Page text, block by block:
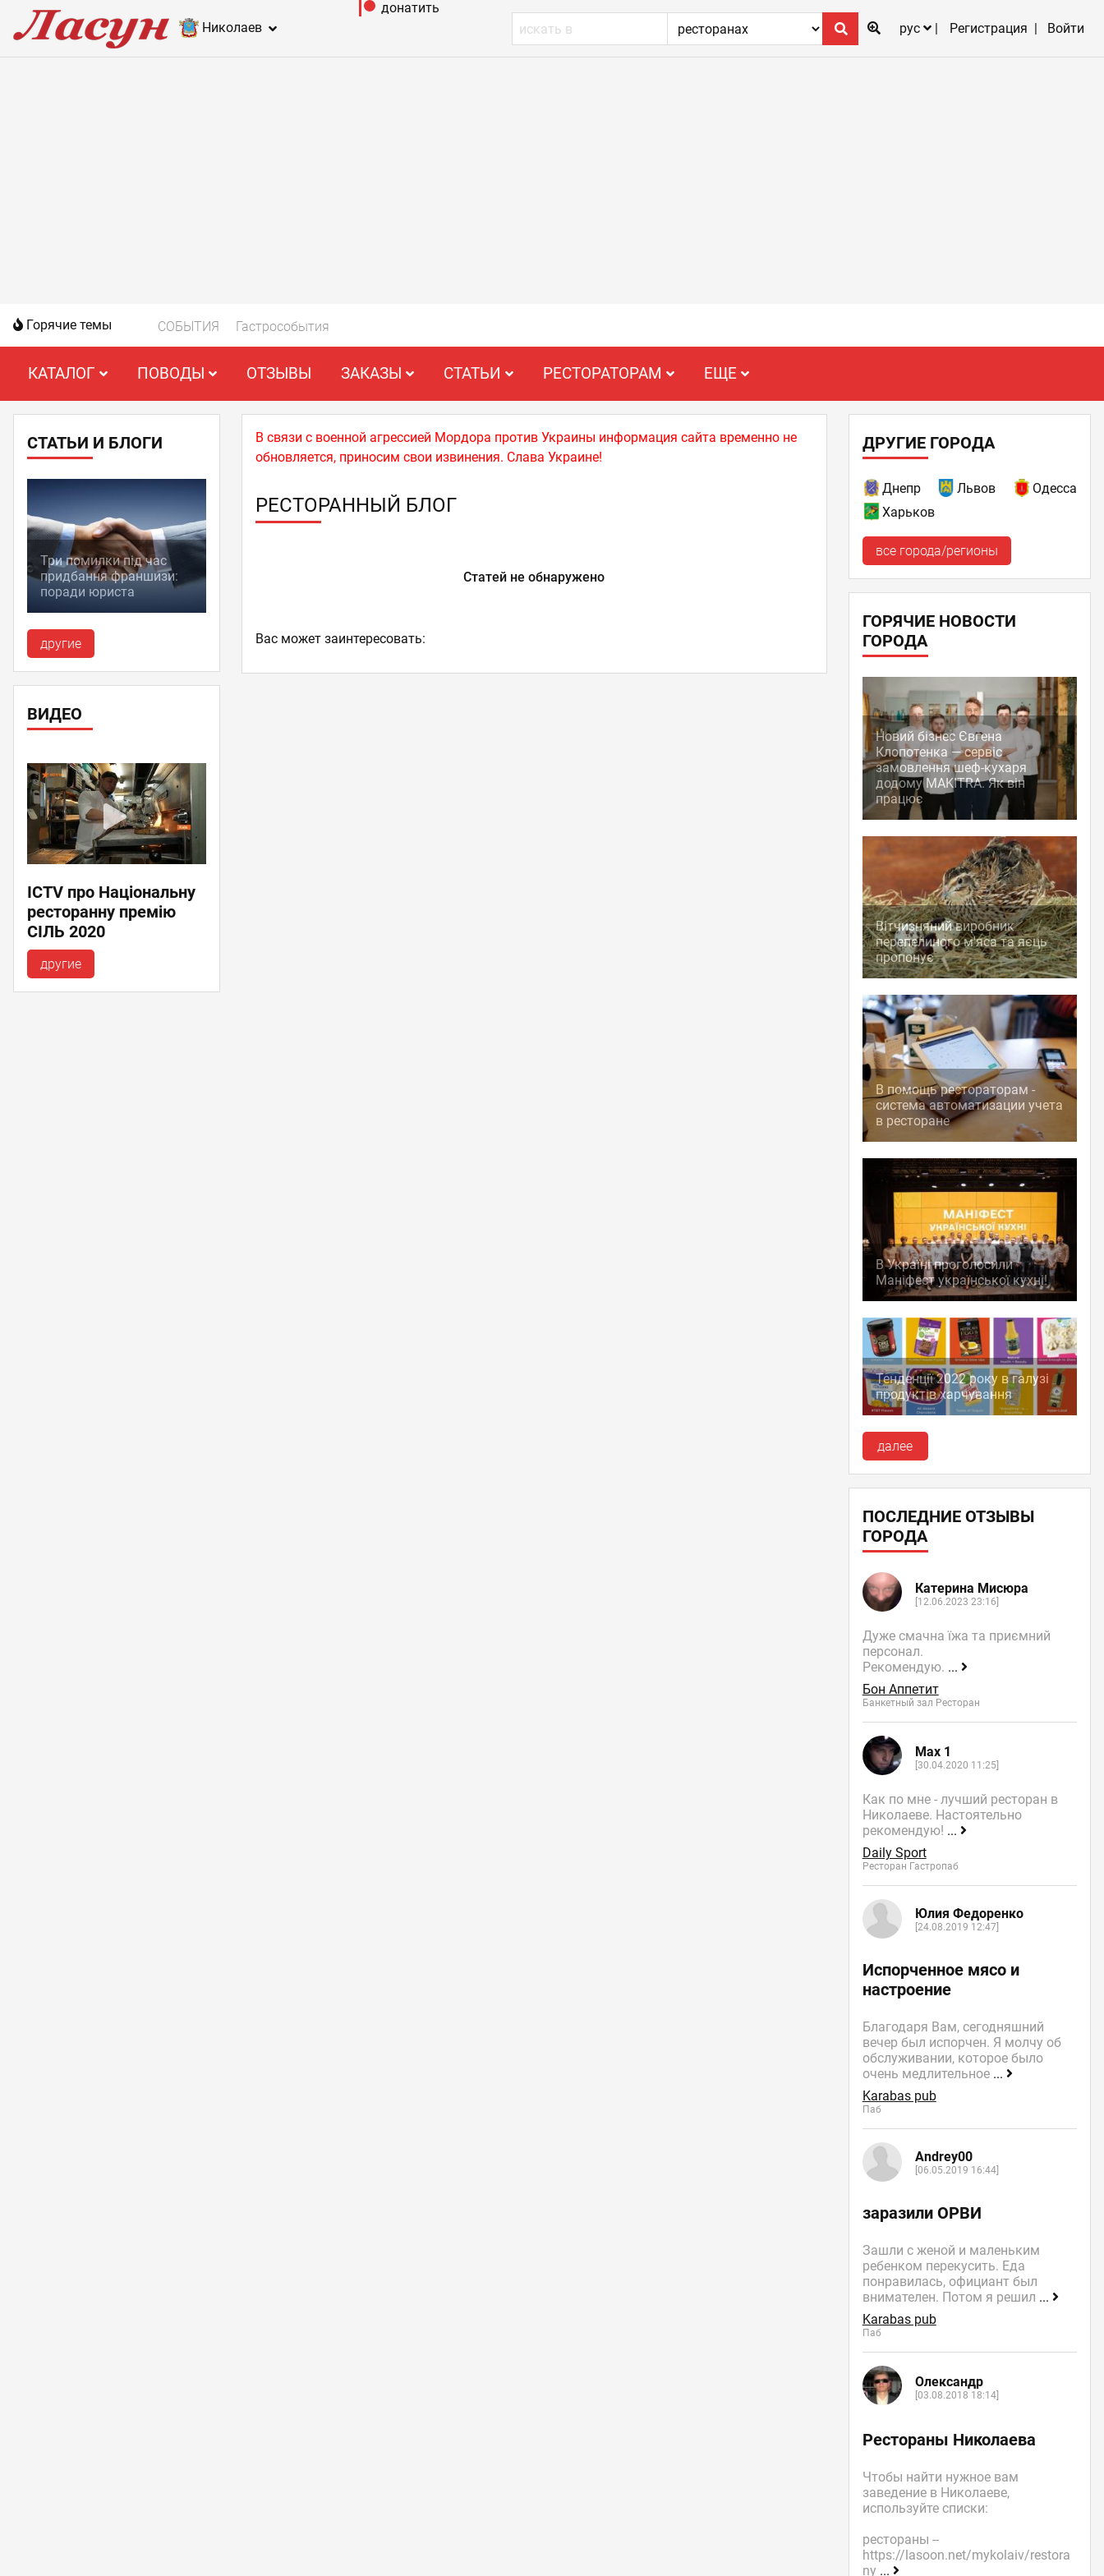
Николаев
донатить
рус
Регистрация Войти
Горячие темы СОБЫТИЯ Гастрособытия
КАТАЛОГ ПОВОДЫ ОТЗЫВЫ ЗАКАЗЫ СТАТЬИ РЕСТОРАТОРАМ ЕЩЕ
СТАТЬИ И БЛОГИ
Три помилки під час
придбання франшизи:
поради юриста
другие
ВИДЕО
ICTV про Національну
ресторанну премію
СІЛЬ 2020
другие
В связи с военной агрессией Мордора против Украины информация сайта временно не
обновляется, приносим свои извинения. Слава Украине!
РЕСТОРАННЫЙ БЛОГ
Статей не обнаружено
Ваc может заинтересовать:
ДРУГИЕ ГОРОДА
Днепр Львов
Одесса
Харьков
все города/регионы
ГОРЯЧИЕ НОВОСТИ
ГОРОДА
Новий бізнес Євгена
Клопотенка — сервіс
замовлення шеф-кухаря
додому MAKITRA. Як він
працює
Вітчизняний виробник
перепелиного м'яса та яєць
пропонує
В помощь рестораторам -
система автоматизации учета
в ресторане
В Україні проголосили
Маніфест української кухні!
Тенденції 2022 року в галузі
продуктів харчування
далее
ПОСЛЕДНИЕ ОТЗЫВЫ
ГОРОДА
Катерина Мисюра
[12.06.2023 23:16]
Дуже смачна їжа та приємний
персонал.
Рекомендую. ...
Бон Аппетит
Банкетный зал Ресторан
Max 1
[30.04.2020 11:25]
Как по мне - лучший ресторан в
Николаеве. Настоятельно
рекомендую! ...
Daily Sport
Ресторан Гастропаб
Юлия Федоренко
[24.08.2019 12:47]
Испорченное мясо и
настроение
Благодаря Вам, сегодняшний
вечер был испорчен. Я молчу об
обслуживании, которое было
очень медлительное ...
Karabas pub
Паб
Andrey00
[06.05.2019 16:44]
заразили ОРВИ
Зашли с женой и маленьким
ребенком перекусить. Еда
понравилась, официант был
внимателен. Потом я решил ...
Karabas pub
Паб
Олександр
[03.08.2018 18:14]
Рестораны Николаева
Чтобы найти нужное вам
заведение в Николаеве,
используйте списки:
рестораны --
https://lasoon.net/mykolaiv/restora
ny ...